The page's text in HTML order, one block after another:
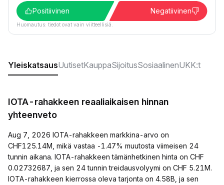
Positiivinen
Negatiivinen
Huomautus: tiedot ovat vain viitteellisiä.
YleiskatsausUutisetKauppaSijoitusSosiaalinenUKK:t
IOTA-rahakkeen reaaliaikaisen hinnan
yhteenveto
Aug 7, 2026 IOTA-rahakkeen markkina-arvo on
CHF125.14M, mikä vastaa -1.47% muutosta viimeisen 24
tunnin aikana. IOTA-rahakkeen tämänhetkinen hinta on CHF
0.02732687, ja sen 24 tunnin treidausvolyymi on CHF 5.21M.
IOTA-rahakkeen kierrossa oleva tarjonta on 4.58B, ja sen